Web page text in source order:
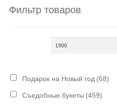
Фильтр товаров
Подарок на Новый год (68)
Съедобные букеты (459)